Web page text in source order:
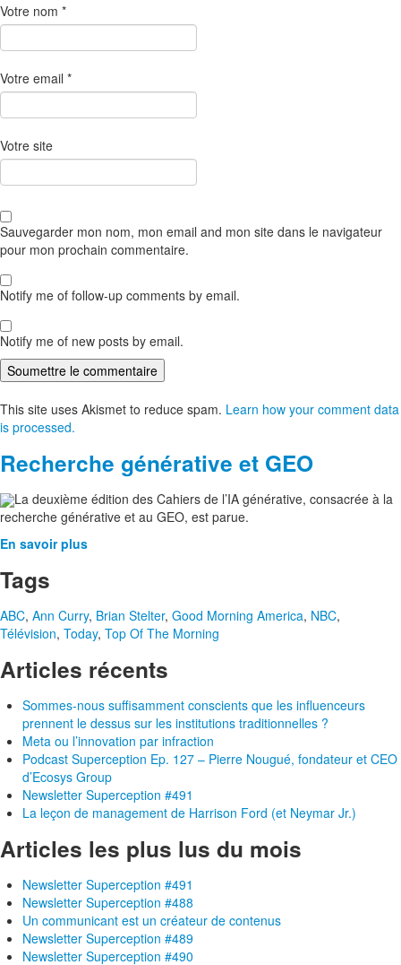
Votre nom *
Votre email *
Votre site
Sauvegarder mon nom, mon email and mon site dans le navigateur
pour mon prochain commentaire.
Notify me of follow-up comments by email.
Notify me of new posts by email.
This site uses Akismet to reduce spam. Learn how your comment data
is processed.
Recherche générative et GEO
La deuxième édition des Cahiers de l’IA générative, consacrée à la
recherche générative et au GEO, est parue.
En savoir plus
Tags
ABC, Ann Curry, Brian Stelter, Good Morning America, NBC,
Télévision, Today, Top Of The Morning
Articles récents
Sommes-nous suffisamment conscients que les influenceurs
prennent le dessus sur les institutions traditionnelles ?
Meta ou l’innovation par infraction
Podcast Superception Ep. 127 – Pierre Nougué, fondateur et CEO
d’Ecosys Group
Newsletter Superception #491
La leçon de management de Harrison Ford (et Neymar Jr.)
Articles les plus lus du mois
Newsletter Superception #491
Newsletter Superception #488
Un communicant est un créateur de contenus
Newsletter Superception #489
Newsletter Superception #490